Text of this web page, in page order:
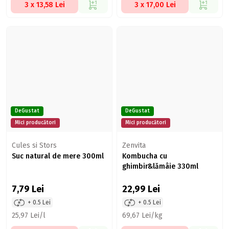
3 x 13,58 Lei 3 x 17,00 Lei
DeGustat
Mici producători
Cules si Stors
Suc natural de mere 300ml
7,79 Lei
+ 0.5 Lei
25,97 Lei/l
DeGustat
Mici producători
Zenvita
Kombucha cu
ghimbir&lămâie 330ml
22,99 Lei
+ 0.5 Lei
69,67 Lei/kg